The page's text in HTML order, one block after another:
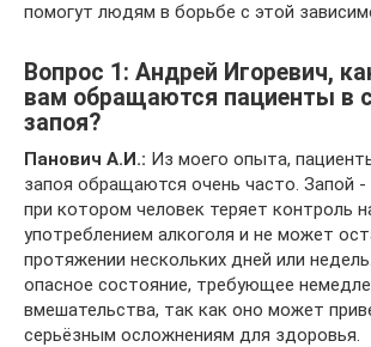
помогут людям в борьбе с этой
Вопрос 1: Андрей Игоревич,
вам обращаются пациенты в
запоя?
Панович А.И.: Из моего опыта,
запоя обращаются очень часто. Запой -
при котором человек теряет контроль
употреблением алкоголя и не может
протяжении нескольких дней или
опасное состояние, требующее
вмешательства, так как оно может
серьёзным осложнениям для здоровья.